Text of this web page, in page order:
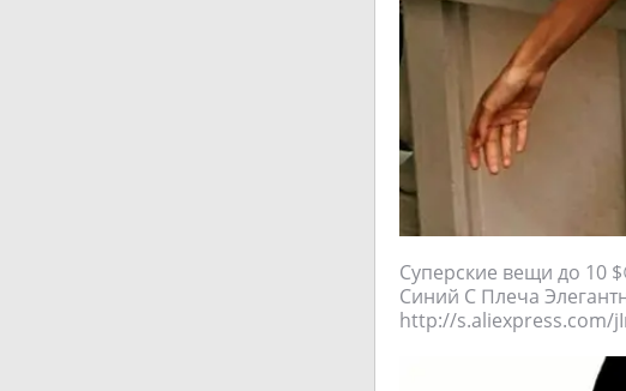
Суперские вещи до 10
Синий С Плеча
http://s.aliexpress.com/